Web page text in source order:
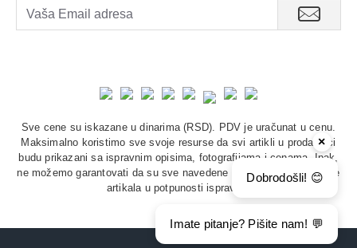
Sve cene su iskazane u dinarima (RSD). PDV je uračunat u cenu.
Maksimalno koristimo sve svoje resurse da svi artikli u prodavnici
budu prikazani sa ispravnim opisima, fotografijama i cenama. Ipak,
ne možemo garantovati da su sve navedene informacije i fotografije
artikala u potpunosti ispravne.
×
Dobrodošli! 😊
Imate pitanje? Pišite nam! 💬